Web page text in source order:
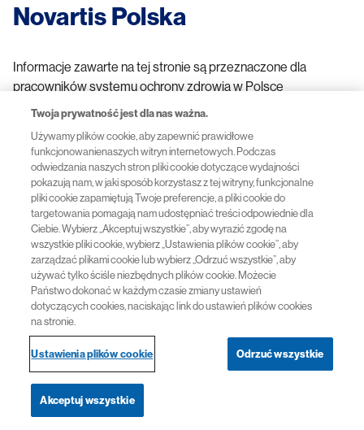
Novartis Polska
Informacje zawarte na tej stronie są przeznaczone dla
pracowników systemu ochrony zdrowia w Polsce
FA-11488641-1 07/2026
Przydatne linki
Polityka prywatności
Regulamin Serwisu
Twoja prywatność jest dla nas ważna.
Używamy plików cookie, aby zapewnić prawidłowe
funkcjonowanienaszych witryn internetowych. Podczas
odwiedzania naszych stron pliki cookie dotyczące wydajności
pokazują nam, w jaki sposób korzystasz z tej witryny, funkcjonalne
pliki cookie zapamiętują Twoje preferencje, a pliki cookie do
targetowania pomagają nam udostępniać treści odpowiednie dla
Ciebie. Wybierz „Akceptuj wszystkie”, aby wyrazić zgodę na
wszystkie pliki cookie, wybierz „Ustawienia plików cookie”, aby
zarządzać plikami cookie lub wybierz „Odrzuć wszystkie”, aby
używać tylko ściśle niezbędnych plików cookie. Możecie
Państwo dokonać w każdym czasie zmiany ustawień
dotyczących cookies, naciskając link do ustawień plików cookies
na stronie.
Ustawienia plików cookie Odrzuć wszystkie
Akceptuj wszystkie